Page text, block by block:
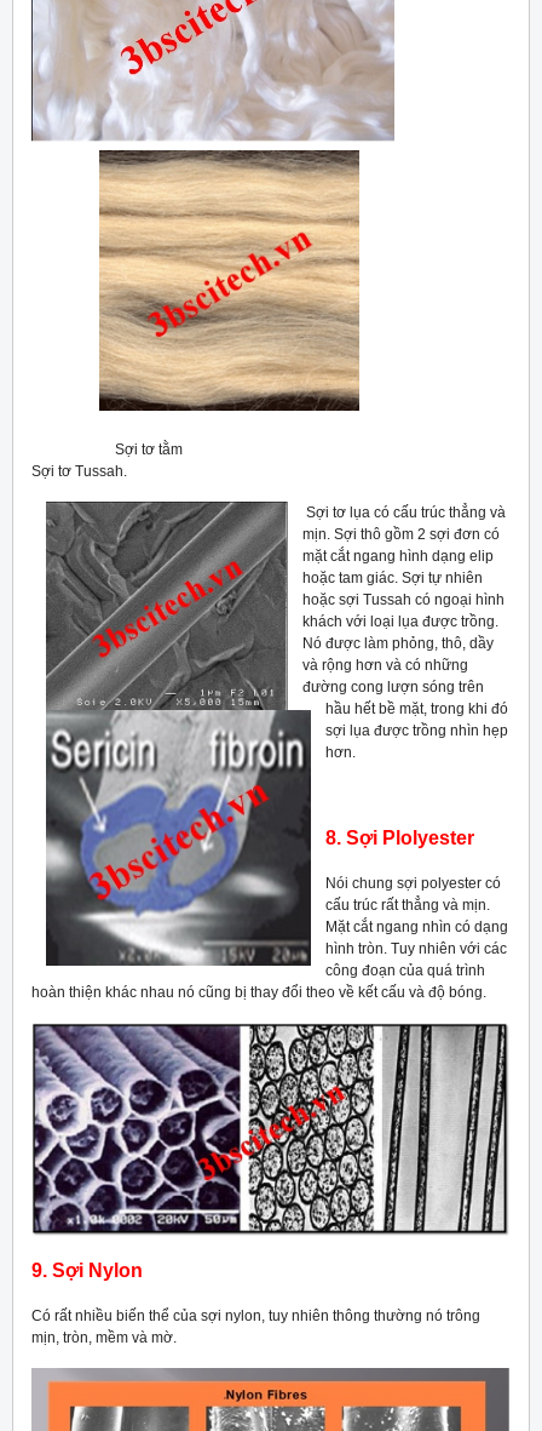
Sợi tơ tằm
Sợi tơ Tussah.
Sợi tơ lụa có cấu trúc thẳng và
mịn. Sợi thô gồm 2 sợi đơn có
mặt cắt ngang hình dạng elip
hoặc tam giác. Sợi tự nhiên
hoặc sợi Tussah có ngoại hình
khách với loại lụa được trồng.
Nó được làm phỏng, thô, dầy
và rộng hơn và có những
đường cong lượn sóng trên
hầu hết bề mặt, trong khi đó
sợi lụa được trồng nhìn hẹp
hơn.
8. Sợi Plolyester
Nói chung sợi polyester có
cấu trúc rất thẳng và mịn.
Mặt cắt ngang nhìn có dạng
hình tròn. Tuy nhiên với các
công đoạn của quá trình
hoàn thiện khác nhau nó cũng bị thay đổi theo về kết cấu và độ bóng.
9. Sợi Nylon
Có rất nhiều biến thể của sợi nylon, tuy nhiên thông thường nó trông
mịn, tròn, mềm và mờ.